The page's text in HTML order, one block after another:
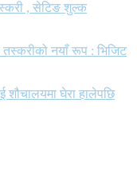
, सेटिङ शुल्क
तस्करीको नयाँ रूप : भिजिट
शौचालयमा घेरा हालेपछि